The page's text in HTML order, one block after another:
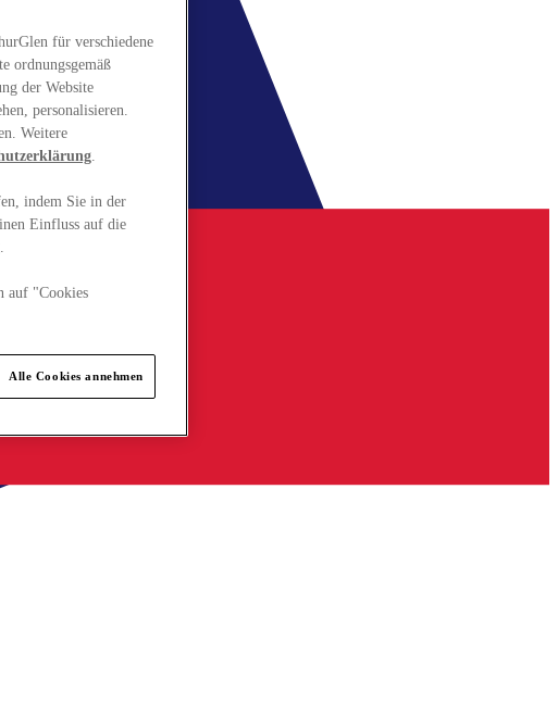
für verschiedene
ordnungsgemäß
der Website
personalisieren.
Weitere
.
indem Sie in der
Einfluss auf die
auf "Cookies
Alle Cookies annehmen